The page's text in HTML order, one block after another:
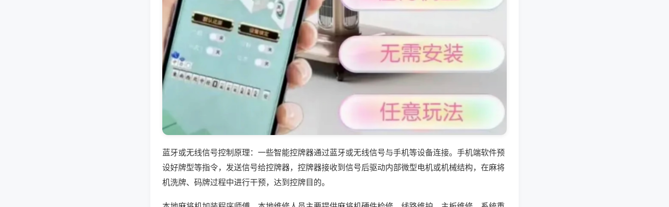
蓝牙或无线信号控制原理：一些智能控牌器通过蓝牙或无线信号与手机等设备连接。手机端软件预
设好牌型等指令，发送信号给控牌器，控牌器接收到信号后驱动内部微型电机或机械结构，在麻将
机洗牌、码牌过程中进行干预，达到控牌目的。